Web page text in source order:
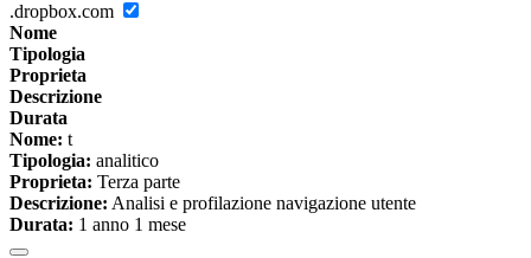
.dropbox.com
Nome
Tipologia
Proprieta
Descrizione
Durata
Nome: t
Tipologia: analitico
Proprieta: Terza parte
Descrizione: Analisi e profilazione navigazione utente
Durata: 1 anno 1 mese